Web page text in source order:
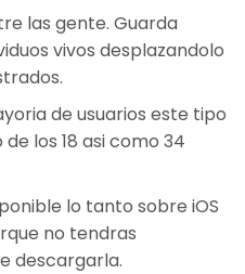
las gente. Guarda
vivos desplazandolo
de usuarios este tipo
los 18 asi­ como 34
lo tanto sobre iOS
no tendras
descargarla.